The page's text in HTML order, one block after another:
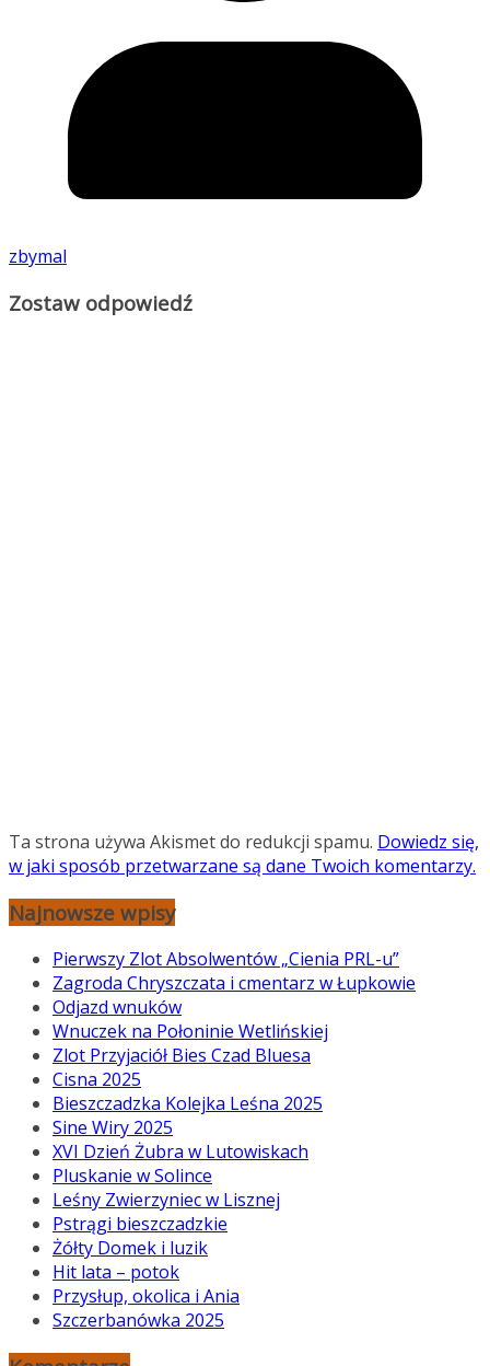
zbymal
Zostaw odpowiedź
Ta strona używa Akismet do redukcji spamu. Dowiedz się,
w jaki sposób przetwarzane są dane Twoich komentarzy.
Najnowsze wpisy
Pierwszy Zlot Absolwentów „Cienia PRL-u”
Zagroda Chryszczata i cmentarz w Łupkowie
Odjazd wnuków
Wnuczek na Połoninie Wetlińskiej
Zlot Przyjaciół Bies Czad Bluesa
Cisna 2025
Bieszczadzka Kolejka Leśna 2025
Sine Wiry 2025
XVI Dzień Żubra w Lutowiskach
Pluskanie w Solince
Leśny Zwierzyniec w Lisznej
Pstrągi bieszczadzkie
Żółty Domek i luzik
Hit lata – potok
Przysłup, okolica i Ania
Szczerbanówka 2025